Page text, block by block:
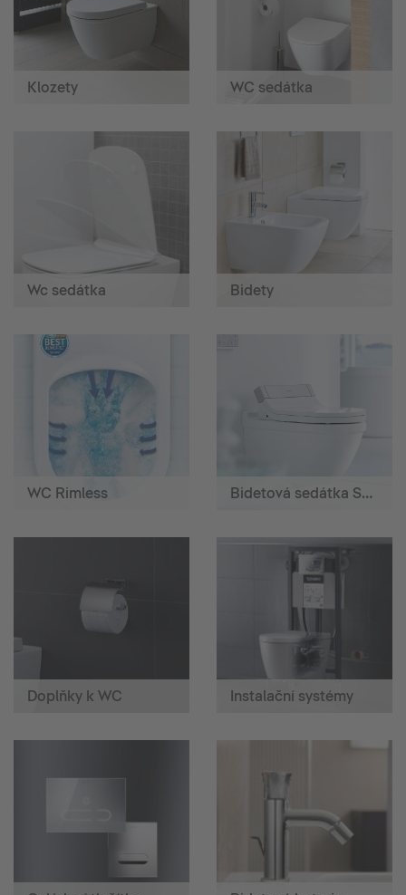
Klozety WC sedátka
Wc sedátka Bidety
WC Rimless Bidetová sedátka SensoWash®
Doplňky k WC Instalační systémy